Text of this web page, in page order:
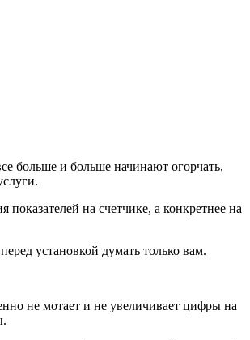
больше и больше начинают огорчать,
на счетчике, а конкретнее на
установкой думать только вам.
не мотает и не увеличивает цифры на